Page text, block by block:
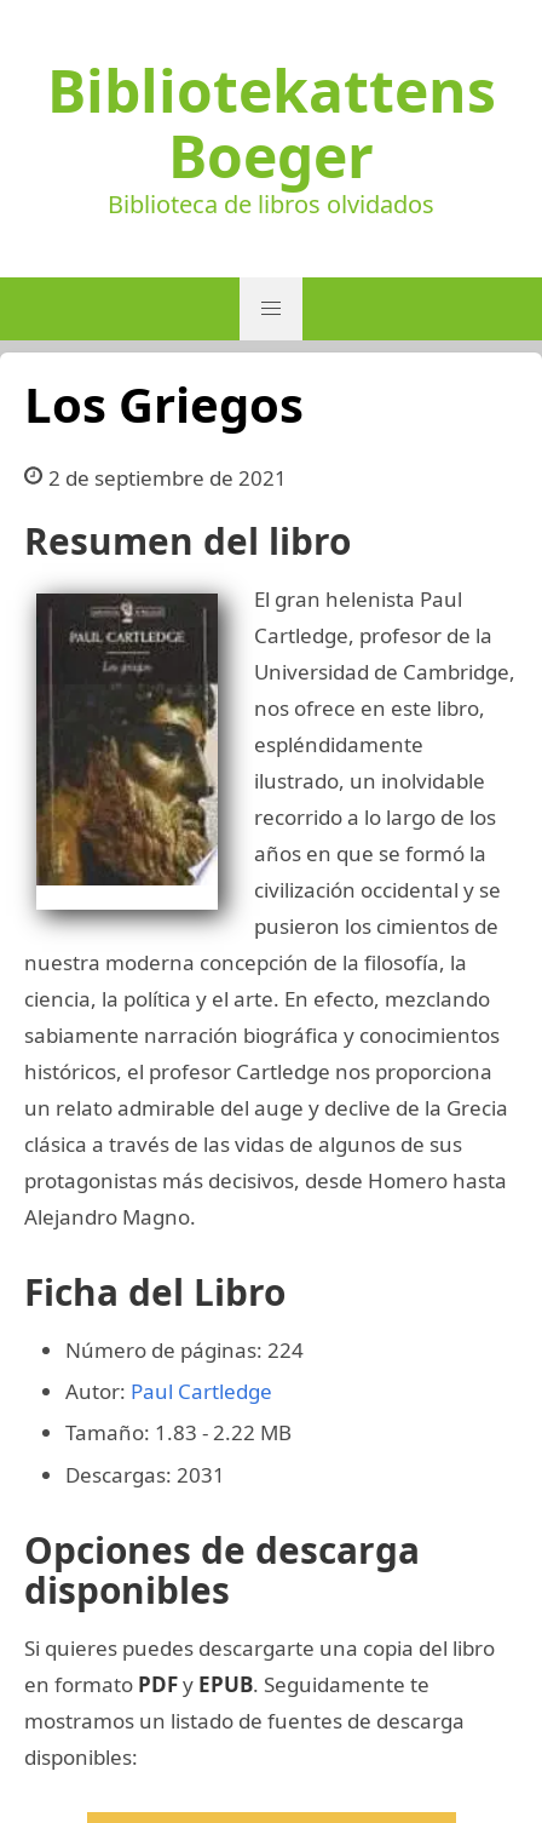
Bibliotekattens
Boeger
Biblioteca de libros olvidados
Los Griegos
2 de septiembre de 2021
Resumen del libro
El gran helenista Paul
Cartledge, profesor de la
Universidad de Cambridge,
nos ofrece en este libro,
espléndidamente
ilustrado, un inolvidable
recorrido a lo largo de los
años en que se formó la
civilización occidental y se
pusieron los cimientos de
nuestra moderna concepción de la filosofía, la
ciencia, la política y el arte. En efecto, mezclando
sabiamente narración biográfica y conocimientos
históricos, el profesor Cartledge nos proporciona
un relato admirable del auge y declive de la Grecia
clásica a través de las vidas de algunos de sus
protagonistas más decisivos, desde Homero hasta
Alejandro Magno.
Ficha del Libro
Número de páginas: 224
Autor: Paul Cartledge
Tamaño: 1.83 - 2.22 MB
Descargas: 2031
Opciones de descarga
disponibles
Si quieres puedes descargarte una copia del libro
en formato PDFy EPUB. Seguidamente te
mostramos un listado de fuentes de descarga
disponibles: